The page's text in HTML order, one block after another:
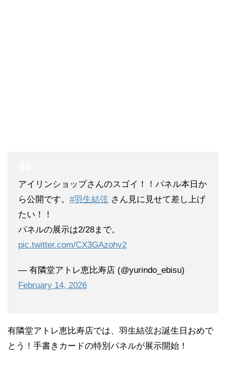
アイリンショップさんのスゴイ！！パネル本日か
ら公開です。 #羽生結弦 さん見に見せて差し上げ
たい！！
パネルの展示は2/28まで。
pic.twitter.com/CX3GAzohv2
— 有隣堂アトレ恵比寿店 (@yurindo_ebisu)
February 14, 2026
有隣堂アトレ恵比寿店では、羽生結弦お誕生日おめで
とう！手書きカードの特別パネルが展示開始！